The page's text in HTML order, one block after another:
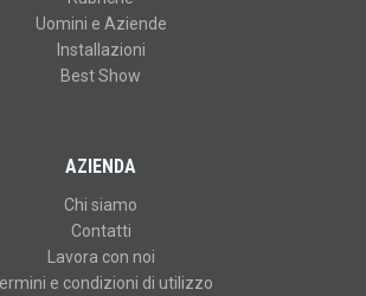
Uomini e Aziende
Installazioni
Best Show
AZIENDA
Chi siamo
Contatti
Lavora con noi
e condizioni di utilizzo